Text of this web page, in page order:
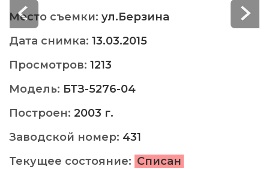
Место съемки: ул.Берзина
Дата снимка: 13.03.2015
Просмотров: 1213
Модель: БТЗ-5276-04
Построен: 2003 г.
Заводской номер: 431
Текущее состояние: Списан